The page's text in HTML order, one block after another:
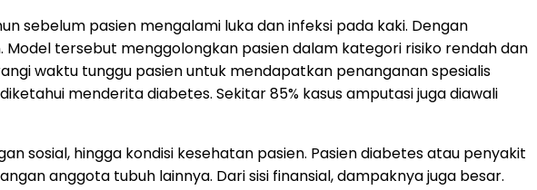
sebelum pasien mengalami luka dan infeksi pada kaki. Dengan
tersebut menggolongkan pasien dalam kategori risiko rendah dan
waktu tunggu pasien untuk mendapatkan penanganan spesialis
menderita diabetes. Sekitar 85% kasus amputasi juga diawali
sosial, hingga kondisi kesehatan pasien. Pasien diabetes atau penyakit
anggota tubuh lainnya. Dari sisi finansial, dampaknya juga besar.